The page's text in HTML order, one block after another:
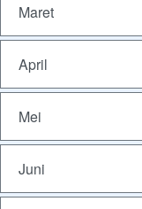
Maret
April
Mei
Juni